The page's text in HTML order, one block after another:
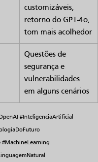
customizáveis,
retorno do GPT-4o,
tom mais acolhedor
Questões de
segurança e
vulnerabilidades
em alguns cenários
#InteligenciaArtificial
#MachineLearning